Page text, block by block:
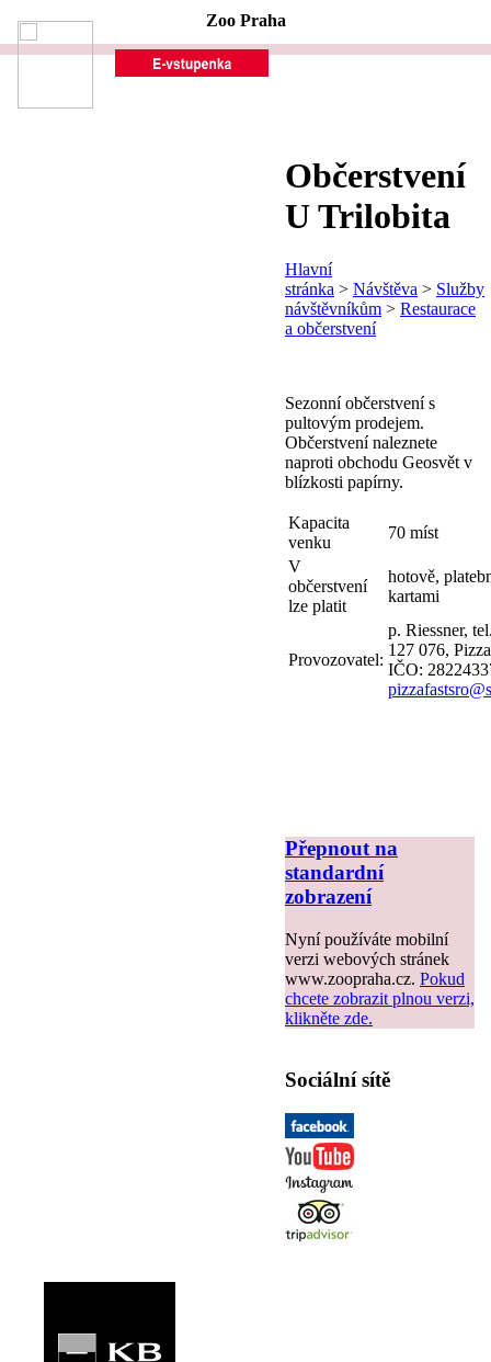
Zoo Praha
Občerstvení
U Trilobita
Hlavní
stránka > Návštěva > Služby
návštěvníkům > Restaurace
a občerstvení
Sezonní občerstvení s
pultovým prodejem.
Občerstvení naleznete
naproti obchodu Geosvět v
blízkosti papírny.
Kapacita
venku
70 míst
V
občerstvení
lze platit
hotově,
kartami
Provozovatel:
p. Riessner,
127 076,
IČO:
Přepnout na
standardní
zobrazení
Nyní používáte mobilní
verzi webových stránek
www.zoopraha.cz. Pokud
chcete zobrazit plnou verzi,
klikněte zde.
Sociální sítě